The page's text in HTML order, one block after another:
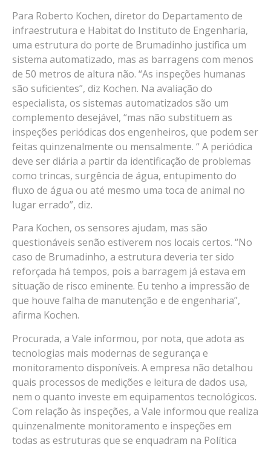
Para Roberto Kochen, diretor do Departamento de
infraestrutura e Habitat do Instituto de Engenharia,
uma estrutura do porte de Brumadinho justifica um
sistema automatizado, mas as barragens com menos
de 50 metros de altura não. “As inspeções humanas
são suficientes”, diz Kochen. Na avaliação do
especialista, os sistemas automatizados são um
complemento desejável, “mas não substituem as
inspeções periódicas dos engenheiros, que podem ser
feitas quinzenalmente ou mensalmente. “ A periódica
deve ser diária a partir da identificação de problemas
como trincas, surgência de água, entupimento do
fluxo de água ou até mesmo uma toca de animal no
lugar errado”, diz.
Para Kochen, os sensores ajudam, mas são
questionáveis senão estiverem nos locais certos. “No
caso de Brumadinho, a estrutura deveria ter sido
reforçada há tempos, pois a barragem já estava em
situação de risco eminente. Eu tenho a impressão de
que houve falha de manutenção e de engenharia”,
afirma Kochen.
Procurada, a Vale informou, por nota, que adota as
tecnologias mais modernas de segurança e
monitoramento disponíveis. A empresa não detalhou
quais processos de medições e leitura de dados usa,
nem o quanto investe em equipamentos tecnológicos.
Com relação às inspeções, a Vale informou que realiza
quinzenalmente monitoramento e inspeções em
todas as estruturas que se enquadram na Política